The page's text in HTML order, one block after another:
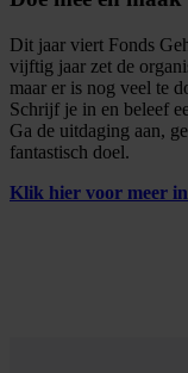
Dit jaar viert Fonds
vijftig jaar zet de
maar er is nog veel te
Schrijf je in en beleef
Ga de uitdaging aan,
fantastisch doel.
Klik hier voor meer